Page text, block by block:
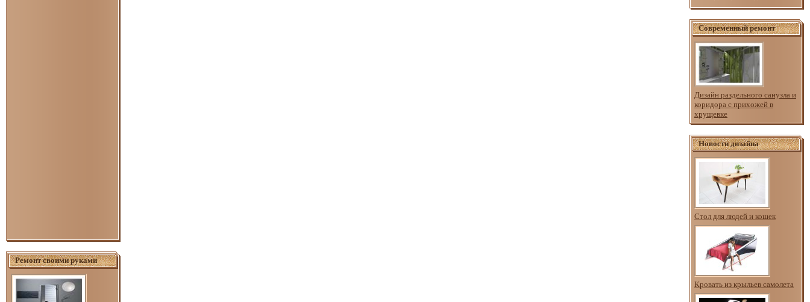
Ремонт своими руками
Современный ремонт
Дизайн раздельного санузла и
коридора с прихожей в
хрущевке
Новости дизайна
Стол для людей и кошек
Кровать из крыльев самолета